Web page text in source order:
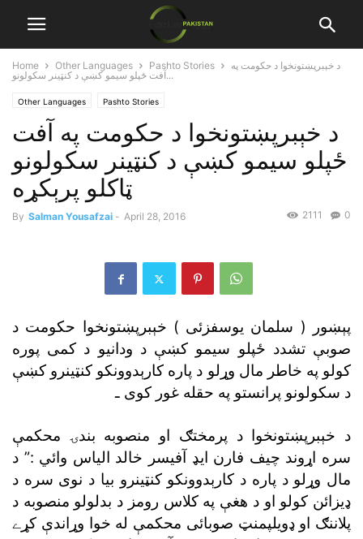
Home Other Languages Pashto Stories
د خېبرپښتونخوا د حکومت په
آفت ځپلو سيمو کښې د کنټينر سکولونو...
Other Languages Pashto Stories
د خېبرپښتونخوا د حکومت په آفت
ځپلو سيمو کښې د کنټينر سکولونو
ټاکلو پرېکړه
By Salman Yousafzai - April 28, 2016 0
2111
پېښور ( سلمان يوسفزئى ) خېبرپښتونخوا حکومت د
صوبې تشدد ځپلو سيمو کښې د ودانيو د کمى پوره
کولو په خاطر مال وړلو د پاره کارېدوونکو کنټينرو کښې
د سکولونو پرانستو په حقله غور کوى ـ
د خېبرپښتونخوا د پرمختګ او منصوبه بندۍ محکمې
سره اړوند چيف فارن ايډ آفيسر خالد الياس وائي :” د
مال وړلو د پاره د کارېدوونکو کنټينرو بيا د نوى سره د
ډيزائن کولو او د هغې په کلاس رومز د بدلولو منصوبه د
پلاننګ او ډويلپمنټ صوبائى محکمې له خوا وړاندې کړے